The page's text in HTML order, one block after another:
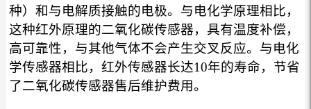
种）和与电解质接触的电极。 与电化学原理相比，
这种红外原理的二氧化碳传感器，具有温度补偿，
高可靠性，与其他气体不会产生交叉反应。与电化
学传感器相比，红外传感器长达10年的寿命，节省
了二氧化碳传感器售后维护费用。